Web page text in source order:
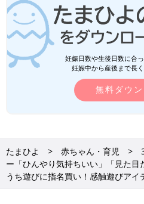
妊娠日数や生後日数に合
妊娠中から産後まで長
無料ダウ
たまひよ 赤ちゃん・育児
ー「ひんやり気持ちいい」「見た
うち遊びに指名買い！感触遊びアイ